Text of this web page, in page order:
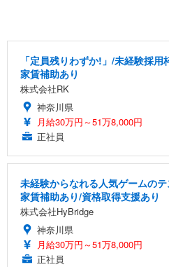
「定員残りわずか!」/未経験採
家賃補助あり
株式会社RK
神奈川県
月給30万円～51万8,000円
正社員
未経験からなれる人気ゲームの
家賃補助あり/資格取得支援あり
株式会社HyBridge
神奈川県
月給30万円～51万8,000円
正社員